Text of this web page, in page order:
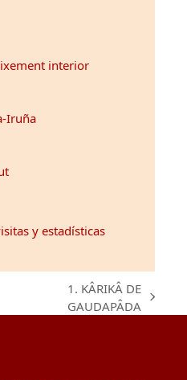
interior
Iruña
1. KÂRIKÂ DE
GAUDAPÂDA